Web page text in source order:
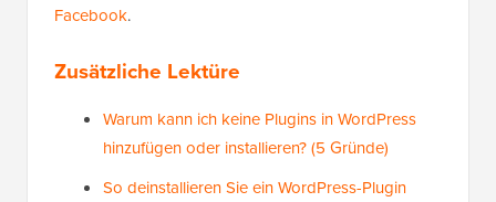
Facebook.
Zusätzliche Lektüre
Warum kann ich keine Plugins in WordPress
hinzufügen oder installieren? (5 Gründe)
So deinstallieren Sie ein WordPress-Plugin